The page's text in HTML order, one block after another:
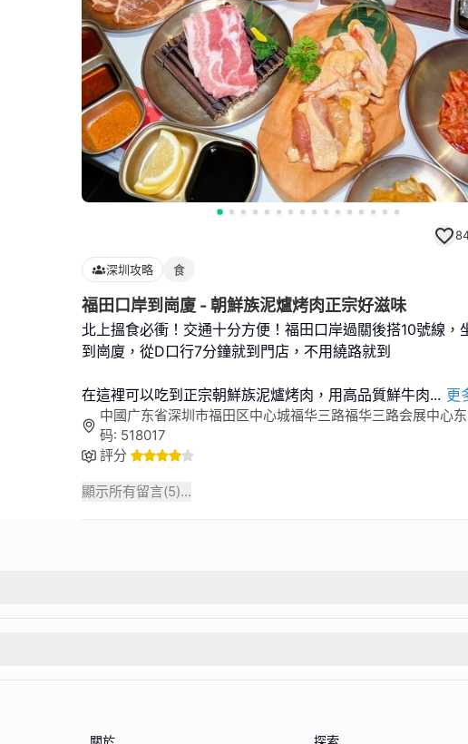
深圳攻略 食
福田口岸到崗廈 - 朝鮮族泥爐烤肉正宗好滋味
北上搵食必衝！交通十分方便！福田口岸過關後搭10號線，
到崗廈，從D口行7分鐘就到門店，不用繞路就到
在這裡可以吃到正宗朝鮮族泥爐烤肉，用高品質鮮牛肉... 更
中國广东省深圳市福田区中心城福华三路福华三路会展中心
码: 518017
評分
顯示所有留言(5)...
關於 探索